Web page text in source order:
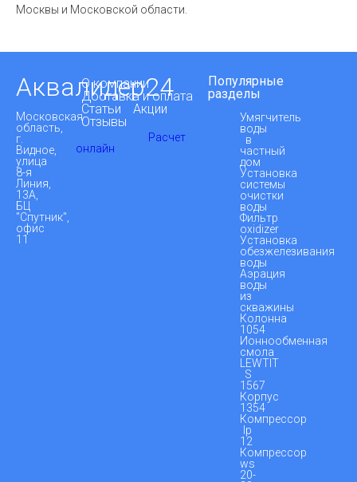
Москвы и Московской области.
Аквалидер24
Московская
область,
г.
Видное,
улица
8-я
Линия,
13А,
БЦ
"Спутник",
офис
11
О компании
Доставка и оплата
Статьи
Акции
Отзывы
Расчет
онлайн
Популярные
разделы
Умягчитель
воды
в
частный
дом
Установка
системы
очистки
воды
Фильтр
oxidizer
Установка
обезжелезивания
воды
Аэрация
воды
из
скважины
Колонна
1054
Ионнообменная
смола
LEWTIT
S
1567
Корпус
1354
Компрессор
lp
12
Компрессор
ws
20-